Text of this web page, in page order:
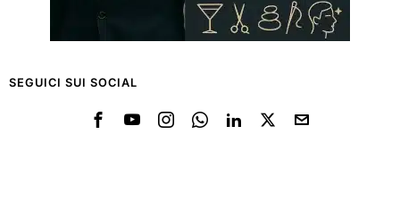
SEGUICI SUI SOCIAL